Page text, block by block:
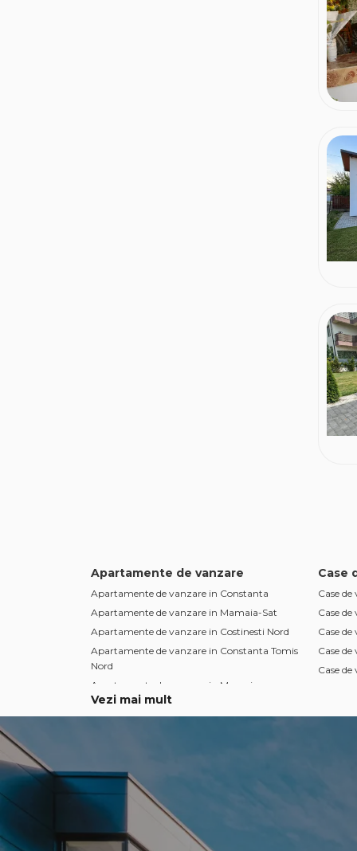
Apartamente de vanzare
Apartamente de vanzare in Constanta
Apartamente de vanzare in Mamaia-Sat
Apartamente de vanzare in Costinesti Nord
Apartamente de vanzare in Constanta Tomis
Nord
Apartamente de vanzare in Mamaia
Apartamente de vanzare in Constanta Tomis
Plus
Apartamente de vanzare in Constanta
Apartamente de vanzare in Mamaia-Sat
Apartamente de vanzare in Constanta Inel II
Case
Case
Case
Case
Case
Case
Vezi mai mult